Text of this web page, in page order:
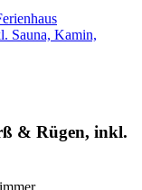
Sauna, Kamin,
& Rügen, inkl.